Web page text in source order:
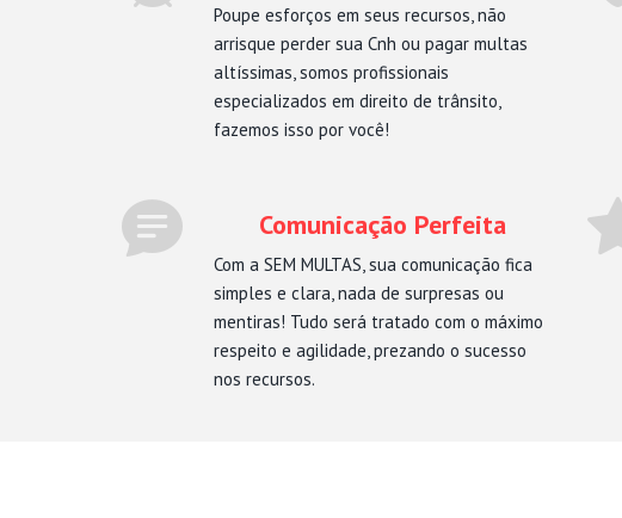
Poupe esforços em seus recursos, não
arrisque perder sua Cnh ou pagar multas
altíssimas, somos profissionais
especializados em direito de trânsito,
fazemos isso por você!
Comunicação Perfeita
Com a SEM MULTAS, sua comunicação fica
simples e clara, nada de surpresas ou
mentiras! Tudo será tratado com o máximo
respeito e agilidade, prezando o sucesso
nos recursos.